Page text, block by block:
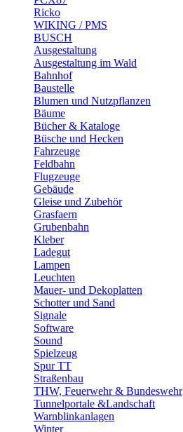
Ricko
WIKING / PMS
BUSCH
Ausgestaltung
Ausgestaltung im Wald
Bahnhof
Baustelle
Blumen und Nutzpflanzen
Bäume
Bücher & Kataloge
Büsche und Hecken
Fahrzeuge
Feldbahn
Flugzeuge
Gebäude
Gleise und Zubehör
Grasfaern
Grubenbahn
Kleber
Ladegut
Lampen
Leuchten
Mauer- und Dekoplatten
Schotter und Sand
Signale
Software
Sound
Spielzeug
Spur TT
Straßenbau
THW, Feuerwehr & Bundeswehr
Tunnelportale &Landschaft
Warnblinkanlagen
Winter